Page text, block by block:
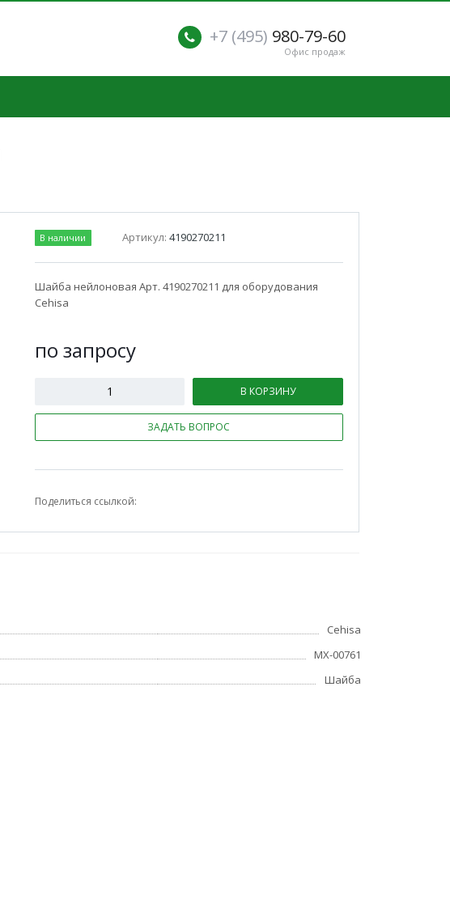
+7 (495) 980-79-60
Офис продаж
В наличии Артикул: 4190270211
Шайба нейлоновая Арт. 4190270211 для оборудования
Cehisa
по запросу
В КОРЗИНУ
ЗАДАТЬ ВОПРОС
Поделиться ссылкой:
Cehisa
МХ-00761
Шайба